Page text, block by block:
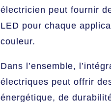
électricien peut fournir
LED pour chaque
couleur.
Dans l’ensemble,
électriques peut offrir
énergétique, de